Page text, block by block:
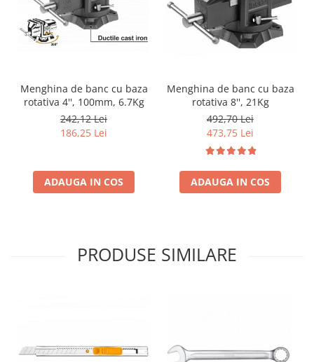
Menghina de banc cu baza
rotativa 4'', 100mm, 6.7Kg
242,12 Lei
186,25 Lei
ADAUGA IN COS
Menghina de banc cu baza
rotativa 8'', 21Kg
492,70 Lei
473,75 Lei
ADAUGA IN COS
PRODUSE SIMILARE